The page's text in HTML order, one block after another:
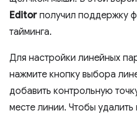
Editor получил поддержку
тайминга.
Для настройки линейных
нажмите кнопку выбора
добавить контрольную
месте линии. Чтобы